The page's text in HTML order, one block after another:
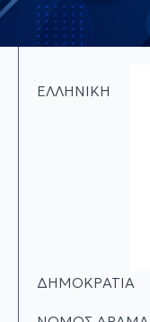
ΕΛΛΗΝΙΚΗ
ΔΗΜΟΚΡΑΤΙΑ